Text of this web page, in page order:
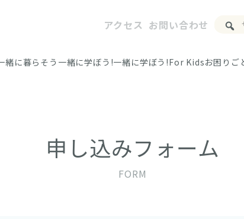
アクセス お問い合わせ
緒に暮らそう 一緒に学ぼう!一緒に学ぼう!For Kidsお困りご
申し込みフォーム
FORM